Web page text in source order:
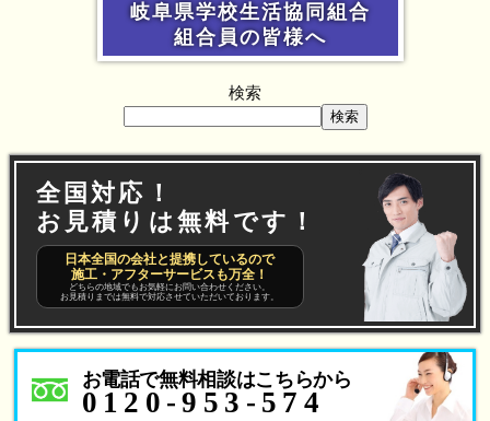
岐阜県学校生活協同組合
組合員の皆様へ
検索
検索
全国対応！
お見積りは無料です！
日本全国の会社と提携しているので
施工・アフターサービスも万全！
どちらの地域でもお気軽にお問い合わせください。
お見積りまでは無料で対応させていただいております。
お電話で無料相談はこちらから
0120-953-574